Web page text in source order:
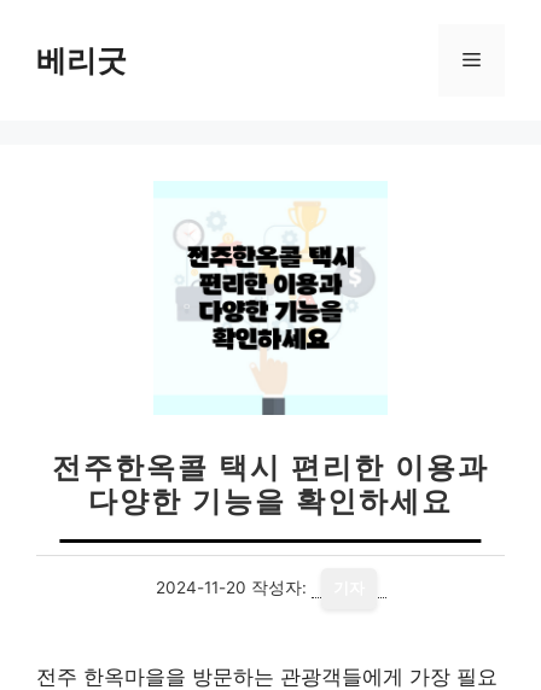
베리굿 메
전주한옥콜 택시 편리한 이용과
다양한 기능을 확인하세요
2024-11-20 작성자:
전주 한옥마을을 방문하는 관광객들에게 가장 필요